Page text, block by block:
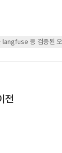
등 검증된
전